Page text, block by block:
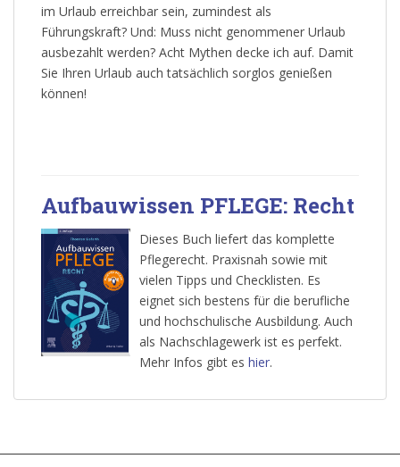
im Urlaub erreichbar sein, zumindest als
Führungskraft? Und: Muss nicht genommener Urlaub
ausbezahlt werden? Acht Mythen decke ich auf. Damit
Sie Ihren Urlaub auch tatsächlich sorglos genießen
können!
Aufbauwissen PFLEGE: Recht
Dieses Buch liefert das komplette
Pflegerecht. Praxisnah sowie mit
vielen Tipps und Checklisten. Es
eignet sich bestens für die berufliche
und hochschulische Ausbildung. Auch
als Nachschlagewerk ist es perfekt.
Mehr Infos gibt es hier.